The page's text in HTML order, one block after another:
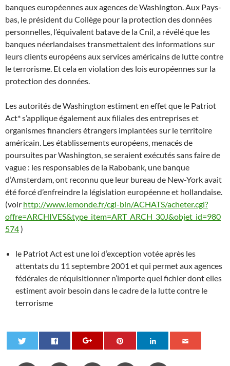
banques européennes aux agences de Washington. Aux Pays-
bas, le président du Collège pour la protection des données
personnelles, l’équivalent batave de la Cnil, a révélé que les
banques néerlandaises transmettaient des informations sur
leurs clients européens aux services américains de lutte contre
le terrorisme. Et cela en violation des lois européennes sur la
protection des données.
Les autorités de Washington estiment en effet que le Patriot
Act* s’applique également aux filiales des entreprises et
organismes financiers étrangers implantées sur le territoire
américain. Les établissements européens, menacés de
poursuites par Washington, se seraient exécutés sans faire de
vague : les responsables de la Rabobank, une banque
d’Amsterdam, ont reconnu que leur bureau de New-York avait
été forcé d’enfreindre la législation européenne et hollandaise.
(voir http://www.lemonde.fr/cgi-bin/ACHATS/acheter.cgi?
offre=ARCHIVES&type_item=ART_ARCH_30J&objet_id=980
574)
le Patriot Act est une loi d’exception votée après les
attentats du 11 septembre 2001 et qui permet aux agences
fédérales de réquisitionner n’importe quel fichier dont elles
estiment avoir besoin dans le cadre de la lutte contre le
terrorisme